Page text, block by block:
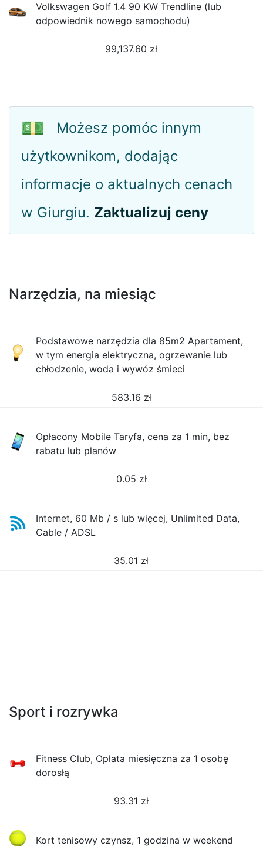
Volkswagen Golf 1.4 90 KW Trendline (lub
odpowiednik nowego samochodu)
99,137.60 zł
💵
Możesz pomóc innym
użytkownikom, dodając
informacje o aktualnych cenach
w Giurgiu. Zaktualizuj ceny
Narzędzia, na miesiąc
Podstawowe narzędzia dla 85m2 Apartament,
w tym energia elektryczna, ogrzewanie lub
chłodzenie, woda i wywóz śmieci
583.16 zł
Opłacony Mobile Taryfa, cena za 1 min, bez
rabatu lub planów
0.05 zł
Internet, 60 Mb / s lub więcej, Unlimited Data,
Cable / ADSL
35.01 zł
Sport i rozrywka
Fitness Club, Opłata miesięczna za 1 osobę
dorosłą
93.31 zł
Kort tenisowy czynsz, 1 godzina w weekend